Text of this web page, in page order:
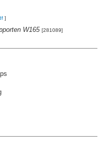
]
W165 [281089]